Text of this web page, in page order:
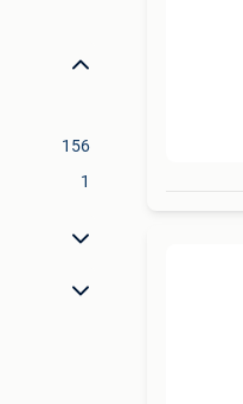
156
1